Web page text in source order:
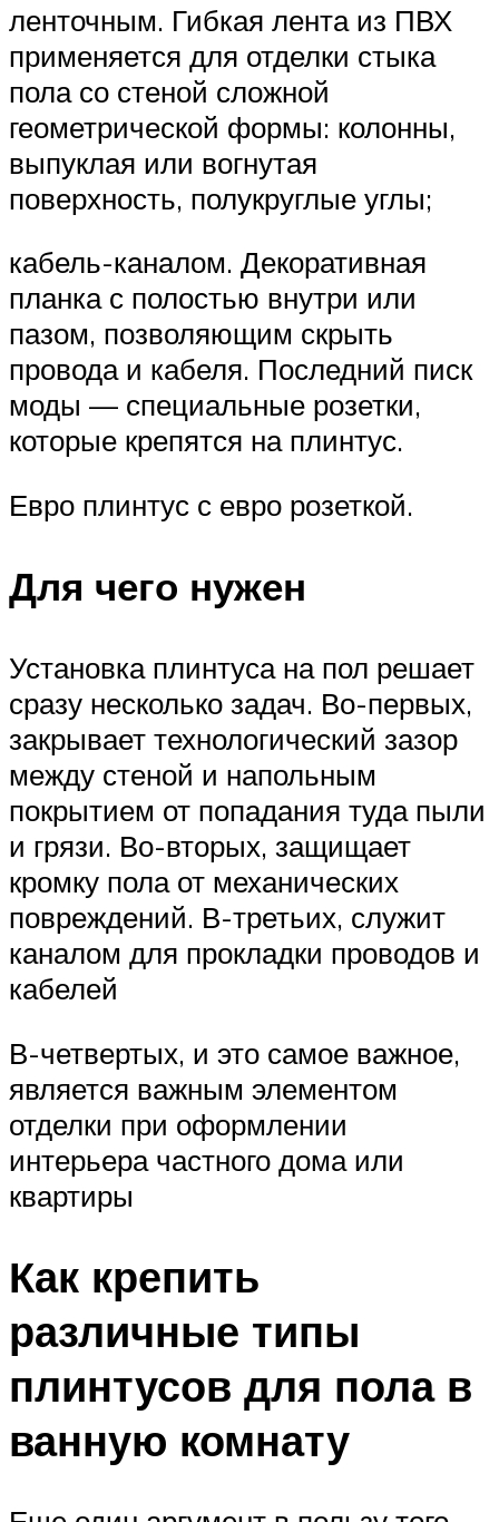
ленточным. Гибкая лента из ПВХ
применяется для отделки стыка
пола со стеной сложной
геометрической формы: колонны,
выпуклая или вогнутая
поверхность, полукруглые углы;
кабель-каналом. Декоративная
планка с полостью внутри или
пазом, позволяющим скрыть
провода и кабеля. Последний писк
моды — специальные розетки,
которые крепятся на плинтус.
Евро плинтус с евро розеткой.
Для чего нужен
Установка плинтуса на пол решает
сразу несколько задач. Во-первых,
закрывает технологический зазор
между стеной и напольным
покрытием от попадания туда пыли
и грязи. Во-вторых, защищает
кромку пола от механических
повреждений. В-третьих, служит
каналом для прокладки проводов и
кабелей
В-четвертых, и это самое важное,
является важным элементом
отделки при оформлении
интерьера частного дома или
квартиры
Как крепить
различные типы
плинтусов для пола в
ванную комнату